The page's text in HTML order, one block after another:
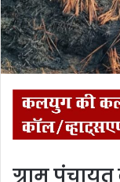
i
l
ग्राम